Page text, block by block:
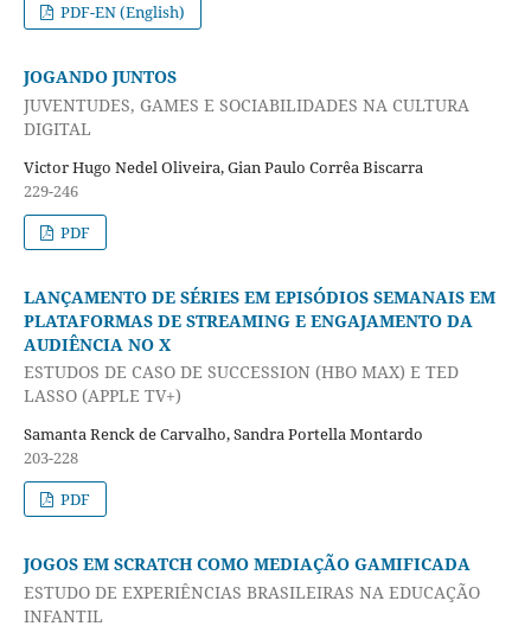
PDF-EN (English)
JOGANDO JUNTOS
JUVENTUDES, GAMES E SOCIABILIDADES NA CULTURA
DIGITAL
Victor Hugo Nedel Oliveira, Gian Paulo Corrêa Biscarra
229-246
PDF
LANÇAMENTO DE SÉRIES EM EPISÓDIOS SEMANAIS EM
PLATAFORMAS DE STREAMING E ENGAJAMENTO DA
AUDIÊNCIA NO X
ESTUDOS DE CASO DE SUCCESSION (HBO MAX) E TED
LASSO (APPLE TV+)
Samanta Renck de Carvalho, Sandra Portella Montardo
203-228
PDF
JOGOS EM SCRATCH COMO MEDIAÇÃO GAMIFICADA
ESTUDO DE EXPERIÊNCIAS BRASILEIRAS NA EDUCAÇÃO
INFANTIL